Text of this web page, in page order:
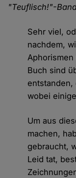
"Teuflisch!"-
Sehr viel,
nachdem,
Buch sind
entstanden,
wobei
Um aus
machen,
gebraucht,
Leid tat,